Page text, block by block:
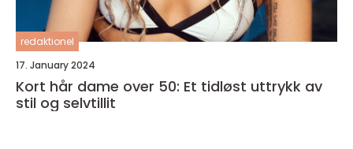
redaktionel
17. January 2024
Kort hår dame over 50: Et tidløst uttrykk av
stil og selvtillit